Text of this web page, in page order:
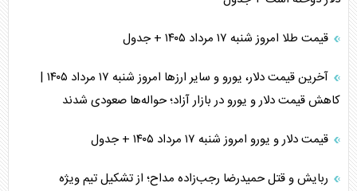
قیمت طلا امروز شنبه ۱۷ مرداد ۱۴۰۵ + جدول
آخرین قیمت دلار، یورو و سایر ارز‌ها امروز شنبه ۱۷ مرداد ۱۴۰۵ |
کاهش قیمت دلار و یورو در بازار آزاد؛ حواله‌ها صعودی شدند
قیمت دلار و یورو امروز شنبه ۱۷ مرداد ۱۴۰۵ + جدول
ربایش و قتل حمیدرضا رجب‌زاده مداح؛ از تشکیل تیم ویژه